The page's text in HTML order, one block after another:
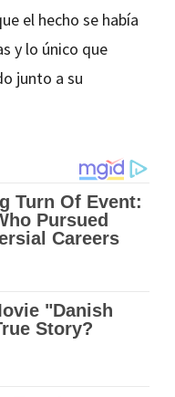
el hecho se había
y lo único que
junto a su